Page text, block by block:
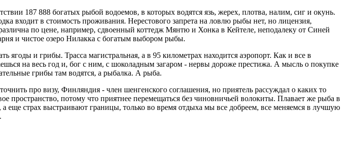
187 888 богатых рыбой водоемов, в которых водятся язь, жерех, плотва, налим, сиг и окунь.
входит в стоимость проживания. Нерестового запрета на ловлю рыбы нет, но лицензия,
по цене, например, сдвоенный коттедж Мянтю и Хонка в Кейтеле, неподалеку от Синей
и чистое озеро Нилакка с богатым выбором рыбы.
и грибы. Трасса магистральная, а в 95 километрах находится аэропорт. Как и все в
на весь год и, бог с ним, с шоколадным загаром - нервы дороже престижа. А мысль о покупке
грибы там водятся, а рыбалка. А рыба.
про визу, Финляндия - член шенгенского соглашения, но приятель рассуждал о каких то
пространство, потому что приятнее перемещаться без чиновничьей волокиты. Плавает же рыба в
еще страх выстраивают границы, только во время отдыха мы все добреем, все меняемся в лучшую